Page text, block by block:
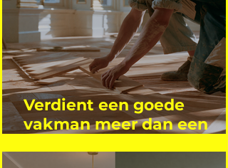
Verdient een goede
vakman meer dan een